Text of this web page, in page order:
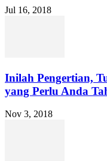
Jul 16, 2018
Inilah Pengertian,
yang Perlu Anda
Nov 3, 2018